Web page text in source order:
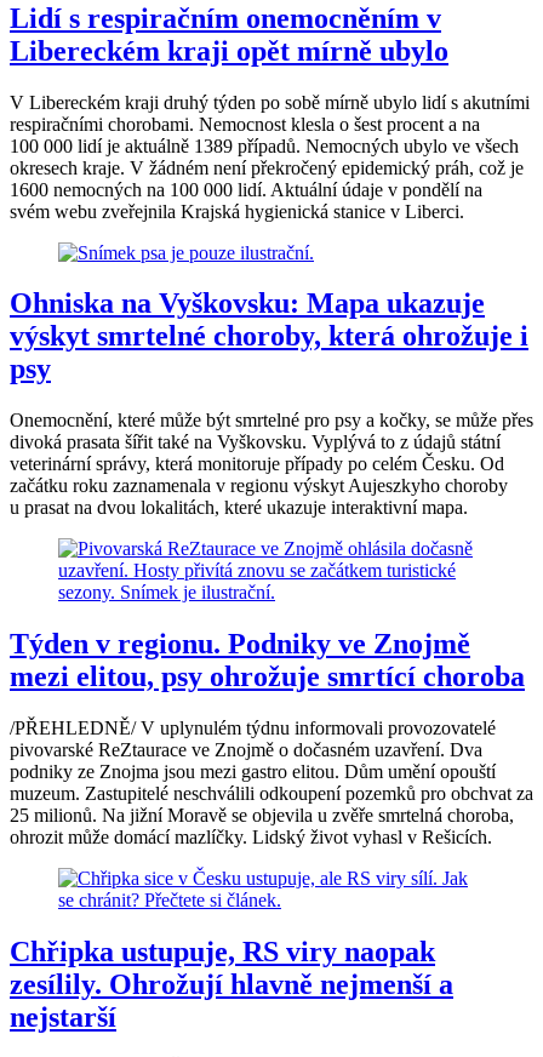
Lidí s respiračním onemocněním v
Libereckém kraji opět mírně ubylo
V Libereckém kraji druhý týden po sobě mírně ubylo lidí s akutními
respiračními chorobami. Nemocnost klesla o šest procent a na
100 000 lidí je aktuálně 1389 případů. Nemocných ubylo ve všech
okresech kraje. V žádném není překročený epidemický práh, což je
1600 nemocných na 100 000 lidí. Aktuální údaje v pondělí na
svém webu zveřejnila Krajská hygienická stanice v Liberci.
Ohniska na Vyškovsku: Mapa ukazuje
výskyt smrtelné choroby, která ohrožuje i
psy
Onemocnění, které může být smrtelné pro psy a kočky, se může přes
divoká prasata šířit také na Vyškovsku. Vyplývá to z údajů státní
veterinární správy, která monitoruje případy po celém Česku. Od
začátku roku zaznamenala v regionu výskyt Aujeszkyho choroby
u prasat na dvou lokalitách, které ukazuje interaktivní mapa.
Týden v regionu. Podniky ve Znojmě
mezi elitou, psy ohrožuje smrtící choroba
/PŘEHLEDNĚ/ V uplynulém týdnu informovali provozovatelé
pivovarské ReZtaurace ve Znojmě o dočasném uzavření. Dva
podniky ze Znojma jsou mezi gastro elitou. Dům umění opouští
muzeum. Zastupitelé neschválili odkoupení pozemků pro obchvat za
25 milionů. Na jižní Moravě se objevila u zvěře smrtelná choroba,
ohrozit může domácí mazlíčky. Lidský život vyhasl v Rešicích.
Chřipka ustupuje, RS viry naopak
zesílily. Ohrožují hlavně nejmenší a
nejstarší